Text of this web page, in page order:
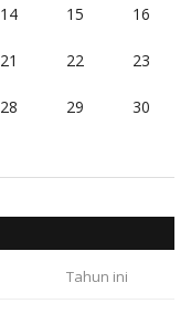
14 15 16
21 22 23
28 29 30
Tahun ini